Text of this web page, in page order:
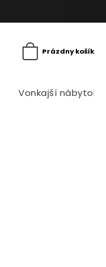
Prázdny košík
Vonkajší nábytok